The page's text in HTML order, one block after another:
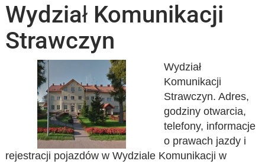
Wydział Komunikacji
Strawczyn
Wydział
Komunikacji
Strawczyn. Adres,
godziny otwarcia,
telefony, informacje
o prawach jazdy i
rejestracji pojazdów w Wydziale Komunikacji w